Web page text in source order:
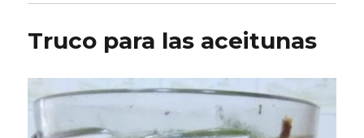
Truco para las aceitunas